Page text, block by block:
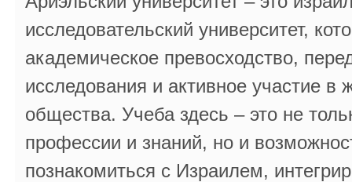
исследовательский университет,
академическое превосходство,
исследования и активное участие в
общества. Учеба здесь – это не
профессии и знаний, но и
познакомиться с Израилем,